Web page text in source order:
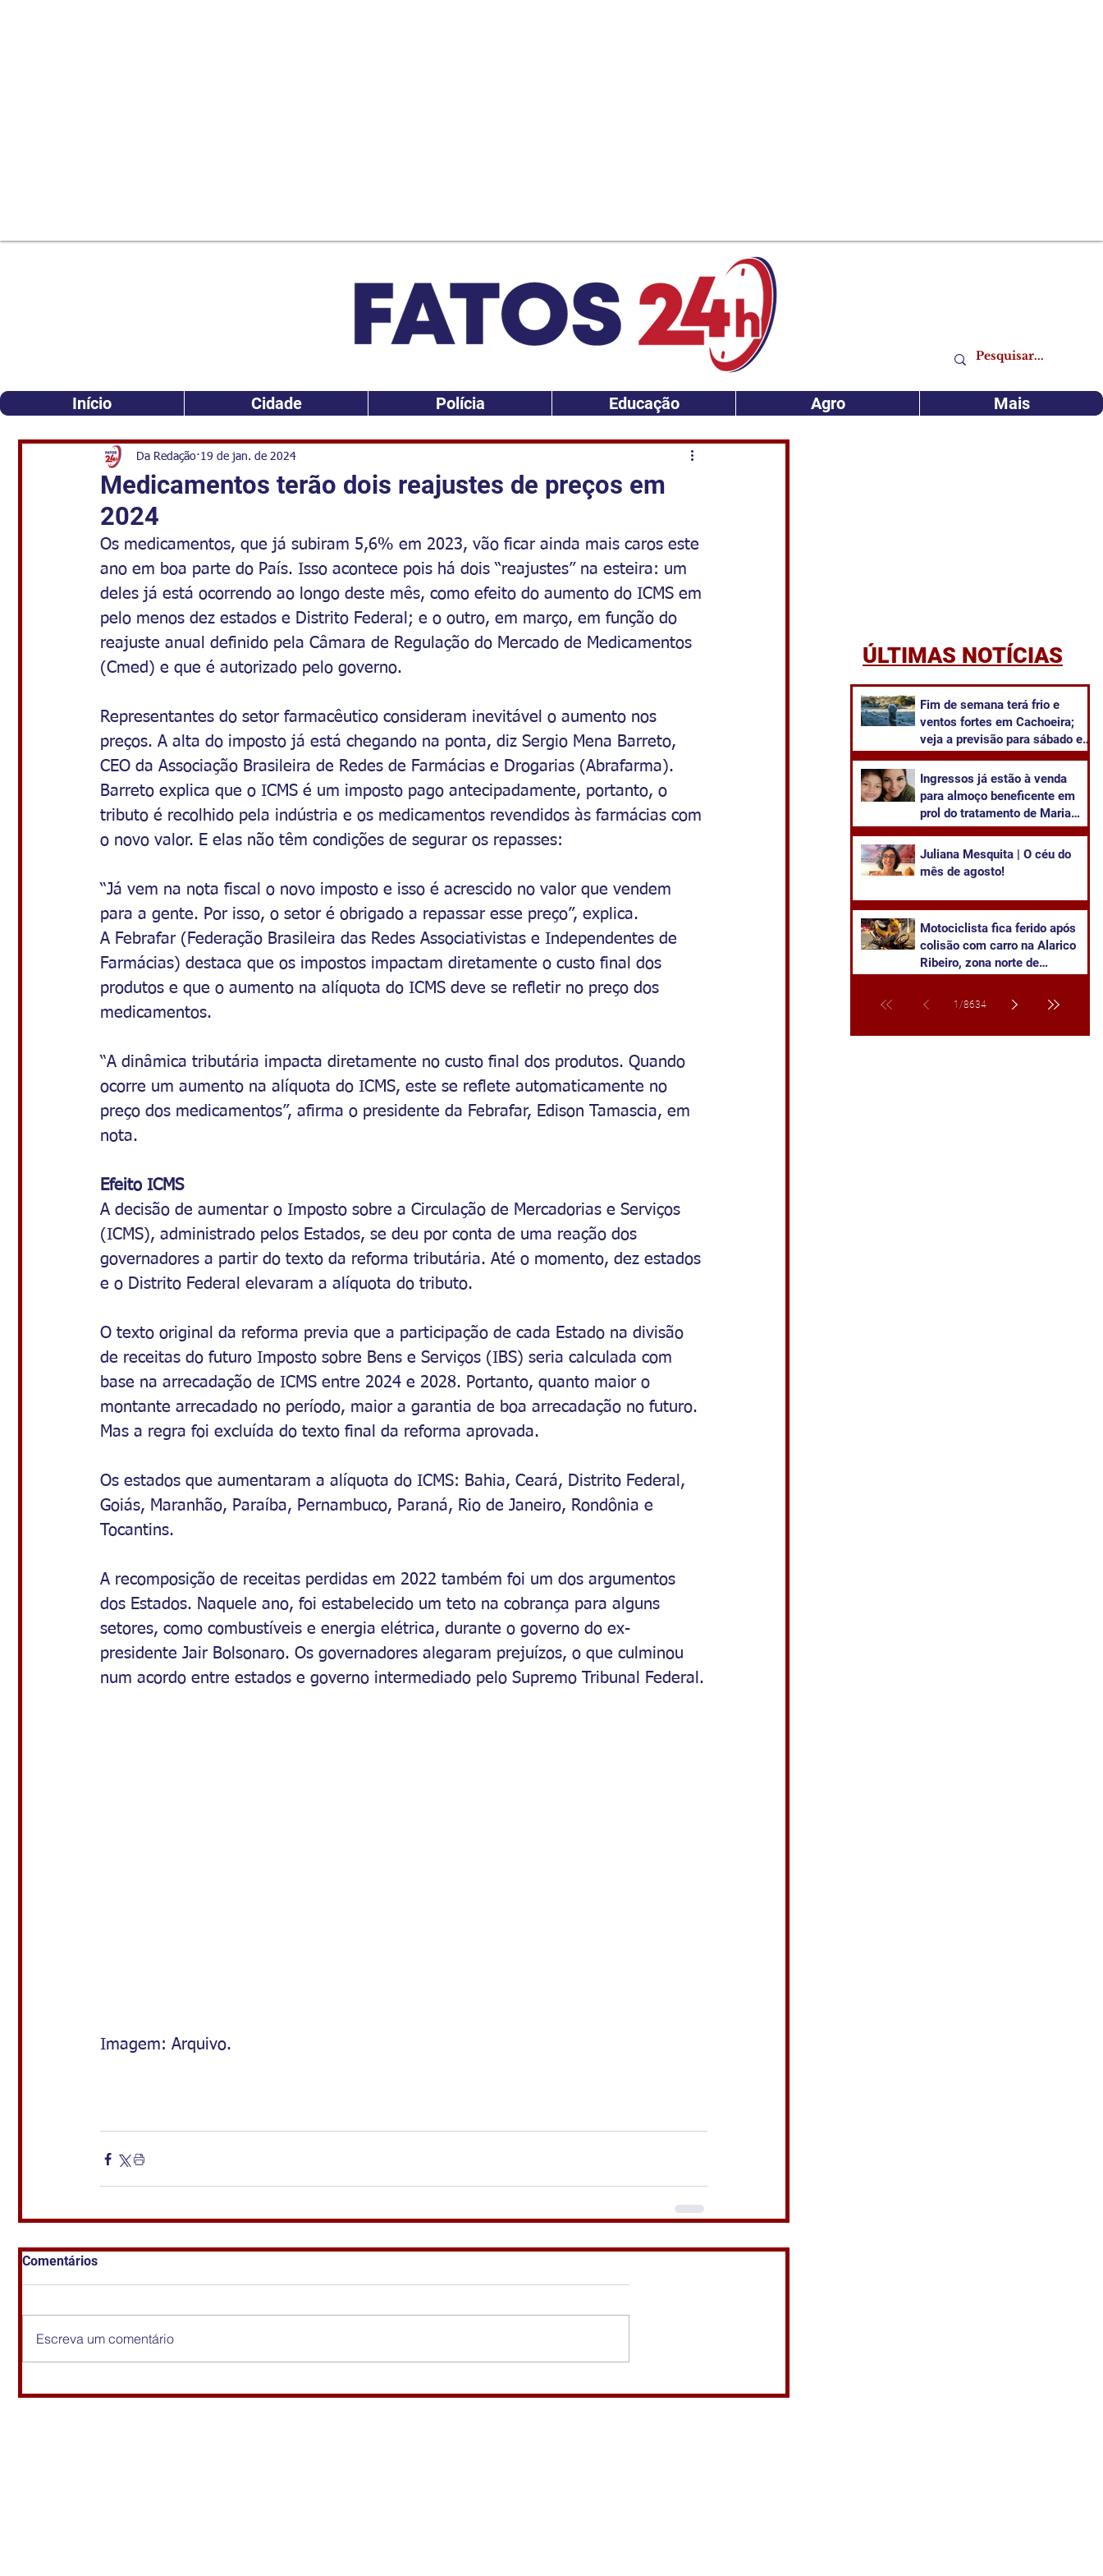
Início Cidade Polícia Educação Agro Mais
Medicamentos terão dois reajustes de preços em
2024
Da Redação 19 de jan. de 2024
Os medicamentos, que já subiram 5,6% em 2023, vão ficar ainda mais caros este
ano em boa parte do País. Isso acontece pois há dois “reajustes” na esteira: um
deles já está ocorrendo ao longo deste mês, como efeito do aumento do ICMS em
pelo menos dez estados e Distrito Federal; e o outro, em março, em função do
reajuste anual definido pela Câmara de Regulação do Mercado de Medicamentos
(Cmed) e que é autorizado pelo governo.
Representantes do setor farmacêutico consideram inevitável o aumento nos
preços. A alta do imposto já está chegando na ponta, diz Sergio Mena Barreto,
CEO da Associação Brasileira de Redes de Farmácias e Drogarias (Abrafarma).
Barreto explica que o ICMS é um imposto pago antecipadamente, portanto, o
tributo é recolhido pela indústria e os medicamentos revendidos às farmácias com
o novo valor. E elas não têm condições de segurar os repasses:
“Já vem na nota fiscal o novo imposto e isso é acrescido no valor que vendem
para a gente. Por isso, o setor é obrigado a repassar esse preço”, explica.
A Febrafar (Federação Brasileira das Redes Associativistas e Independentes de
Farmácias) destaca que os impostos impactam diretamente o custo final dos
produtos e que o aumento na alíquota do ICMS deve se refletir no preço dos
medicamentos.
“A dinâmica tributária impacta diretamente no custo final dos produtos. Quando
ocorre um aumento na alíquota do ICMS, este se reflete automaticamente no
preço dos medicamentos”, afirma o presidente da Febrafar, Edison Tamascia, em
nota.
Efeito ICMS
A decisão de aumentar o Imposto sobre a Circulação de Mercadorias e Serviços
(ICMS), administrado pelos Estados, se deu por conta de uma reação dos
governadores a partir do texto da reforma tributária. Até o momento, dez estados
e o Distrito Federal elevaram a alíquota do tributo.
O texto original da reforma previa que a participação de cada Estado na divisão
de receitas do futuro Imposto sobre Bens e Serviços (IBS) seria calculada com
base na arrecadação de ICMS entre 2024 e 2028. Portanto, quanto maior o
montante arrecadado no período, maior a garantia de boa arrecadação no futuro.
Mas a regra foi excluída do texto final da reforma aprovada.
Os estados que aumentaram a alíquota do ICMS: Bahia, Ceará, Distrito Federal,
Goiás, Maranhão, Paraíba, Pernambuco, Paraná, Rio de Janeiro, Rondônia e
Tocantins.
A recomposição de receitas perdidas em 2022 também foi um dos argumentos
dos Estados. Naquele ano, foi estabelecido um teto na cobrança para alguns
setores, como combustíveis e energia elétrica, durante o governo do ex-
presidente Jair Bolsonaro. Os governadores alegaram prejuízos, o que culminou
num acordo entre estados e governo intermediado pelo Supremo Tribunal Federal.
Imagem: Arquivo.
Comentários
Escreva um comentário
ÚLTIMAS NOTÍCIAS
Fim de semana terá frio e
ventos fortes em Cachoeira;
veja a previsão para sábado e
Ingressos já estão à venda
para almoço beneficente em
prol do tratamento de Maria
Olívia
Juliana Mesquita | O céu do
mês de agosto!
Motociclista fica ferido após
colisão com carro na Alarico
Ribeiro, zona norte de
1 /8634